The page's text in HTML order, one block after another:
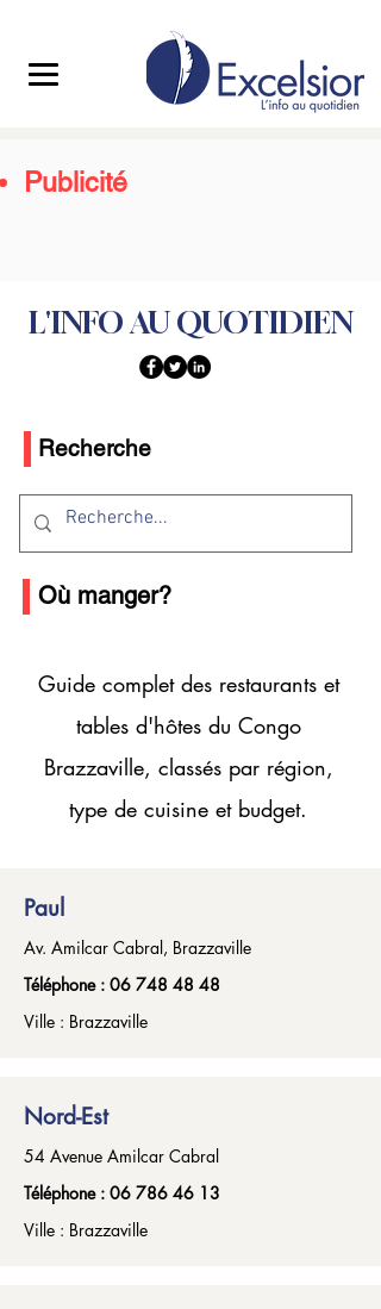
Publicité
L'INFO AU QUOTIDIEN
Recherche
Où manger?
Guide complet des restaurants et
tables d'hôtes du Congo
Brazzaville, classés par région,
type de cuisine et budget.
Paul
Av. Amilcar Cabral, Brazzaville
Téléphone : 06 748 48 48
Ville : Brazzaville
Nord-Est
54 Avenue Amilcar Cabral
Téléphone : 06 786 46 13
Ville : Brazzaville